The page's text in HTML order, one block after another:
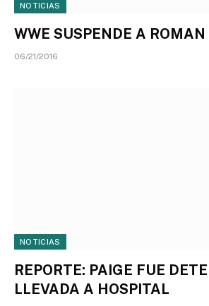
NOTICIAS
WWE SUSPENDE A ROMAN
06/21/2016
NOTICIAS
REPORTE: PAIGE FUE
LLEVADA A HOSPITAL